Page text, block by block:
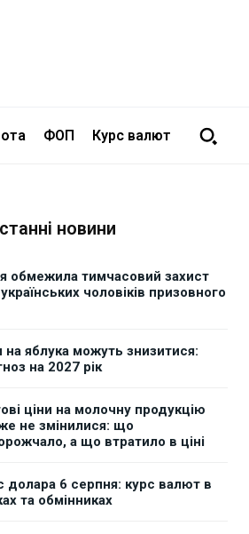
ФОП Курс валют
новини
обмежила тимчасовий захист
чоловіків призовного
на яблука можуть знизитися:
на 2027 рік
ціни на молочну продукцію
не змінилися: що
а що втратило в ціні
долара 6 серпня: курс валют в
та обмінниках